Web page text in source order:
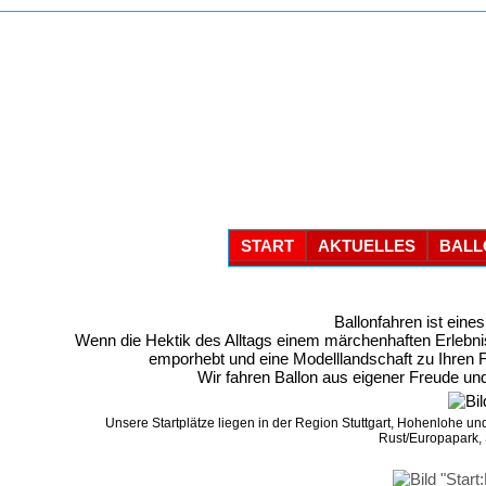
START AKTUELLES
Ballonfahren ist
Wenn die Hektik des Alltags einem märchenhaften
emporhebt und eine Modelllandschaft zu Ihren
Wir fahren Ballon aus eigener Freude
Unsere Startplätze liegen in der Region Stuttgart, Hohenlohe
Rust/